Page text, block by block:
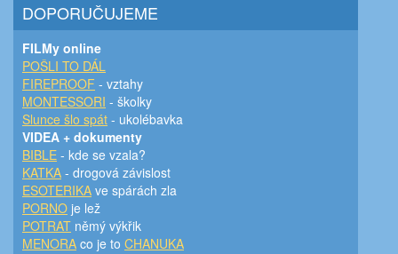
DOPORUČUJEME
FILMy online
POŠLI TO DÁL
FIREPROOF - vztahy
MONTESSORI - školky
Slunce šlo spát - ukolébavka
VIDEA + dokumenty
BIBLE - kde se vzala?
KATKA - drogová závislost
ESOTERIKA ve spárách zla
PORNO je lež
POTRAT němý výkřik
MENORA co je to CHANUKA